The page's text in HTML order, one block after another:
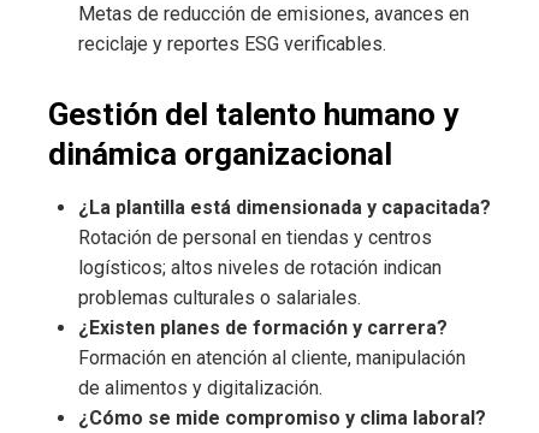
Metas de reducción de emisiones, avances en
reciclaje y reportes ESG verificables.
Gestión del talento humano y
dinámica organizacional
¿La plantilla está dimensionada y capacitada?
Rotación de personal en tiendas y centros
logísticos; altos niveles de rotación indican
problemas culturales o salariales.
¿Existen planes de formación y carrera?
Formación en atención al cliente, manipulación
de alimentos y digitalización.
¿Cómo se mide compromiso y clima laboral?